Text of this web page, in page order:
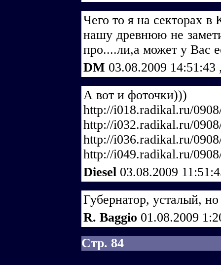
Чего то я на секторах в
нашу древнюю не
про....ли,а может у Вас
DM 03.08.2009 14:51:43
А вот и фоточки)))
http://i018.radikal.ru/
http://i032.radikal.ru/
http://i036.radikal.ru/
http://i049.radikal.ru/
Diesel 03.08.2009
Губернатор, усталый,
R. Baggio 01.08.2009
Стр. 84